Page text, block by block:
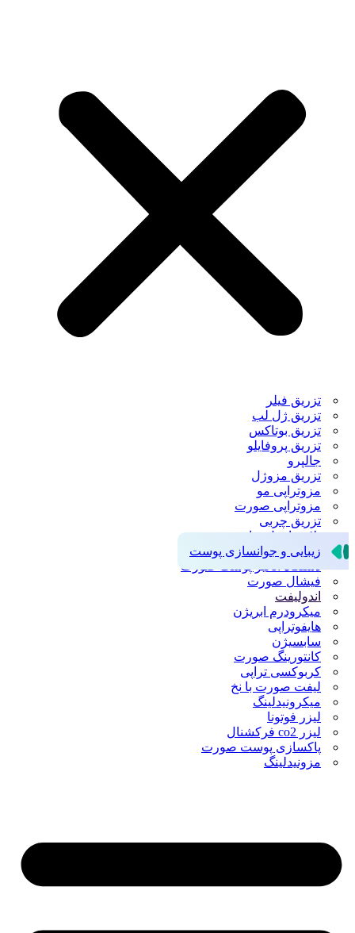
تزریق فیلر
تزریق ژل لب
تزریق بوتاکس
تزریق پروفایلو
جالپرو
تزریق مزوژل
مزوتراپی مو
مزوتراپی صورت
تزریق چربی
پلاسما سل تراپی
زیبایی و جوانسازی پوست
دستگاه آنالیز پوست صورت
فیشال صورت
اندولیفت
میکرودرم ابریژن
هایفوتراپی
سابسیژن
کانتورینگ صورت
کربوکسی تراپی
لیفت صورت با نخ
میکرونیدلینگ
لیزر فوتونا
لیزر co2 فرکشنال
پاکسازی پوست صورت
مزونیدلینگ